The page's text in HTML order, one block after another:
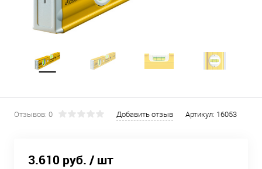
Отзывов: 0 Добавить отзыв Артикул: 16053
3.610 руб. / шт